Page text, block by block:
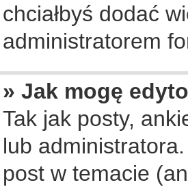
chciałbyś dodać
administratorem
» Jak mogę
Tak jak posty,
lub
post w temacie